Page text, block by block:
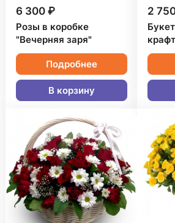
6 300 ₽
Розы в коробке
"Вечерняя заря"
Подробнее
В корзину
2